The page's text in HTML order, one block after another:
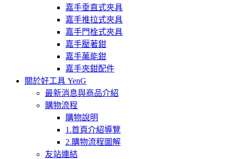
嘉手垂直式夾具
嘉手推拉式夾具
嘉手門栓式夾具
嘉手壓著鉗
嘉手萬能鉗
嘉手夾鉗配件
關於好工具 YenG
最新消息與商品介紹
購物流程
購物說明
1.首頁介紹導覽
2.購物流程圖解
友站連結